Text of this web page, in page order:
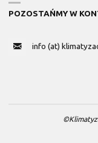
POZOSTAŃMY W
info (at)